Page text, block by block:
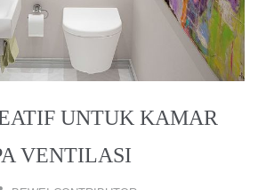
UNTUK KAMAR
VENTILASI